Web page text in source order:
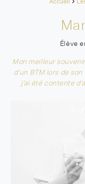
Élève
Mon meilleur
d’un BTM lors de
j’ai été contente